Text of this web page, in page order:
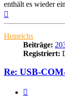
enthält es wieder
Heinrichs
Beiträge:
Registriert:
Re: USB-